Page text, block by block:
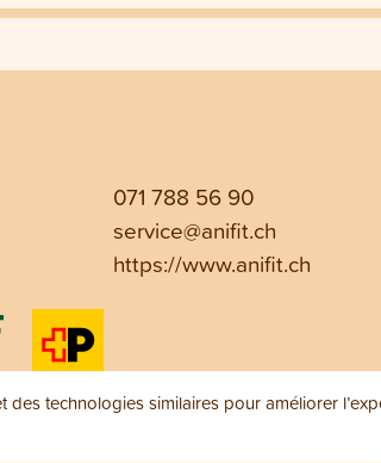
071 788 56 90
service@anifit.ch
https://www.anifit.ch
des technologies similaires pour améliorer